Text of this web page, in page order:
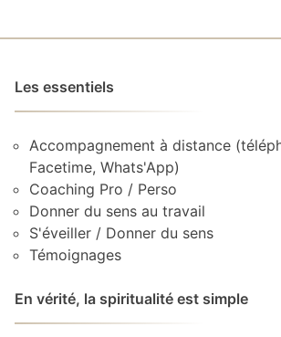
Les essentiels
Accompagnement à distance
Facetime, Whats'App)
Coaching Pro / Perso
Donner du sens au travail
S'éveiller / Donner du sens
Témoignages
En vérité, la spiritualité est simple